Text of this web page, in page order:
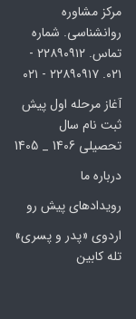
مرکز مشاوره
روانشناسی. شماره
تماس. ۲۲۸۹۰۹۱۲ -
۰۲۱. ۲۲۸۹۰۹۱۷ - ۰۲۱
آغاز مرحله اول پیش
ثبت نام سال
تحصیلی 1406 _ 1405
درباره ما
رویدادهای پیش رو
اردوی «پدر و پسری»
تله کابین